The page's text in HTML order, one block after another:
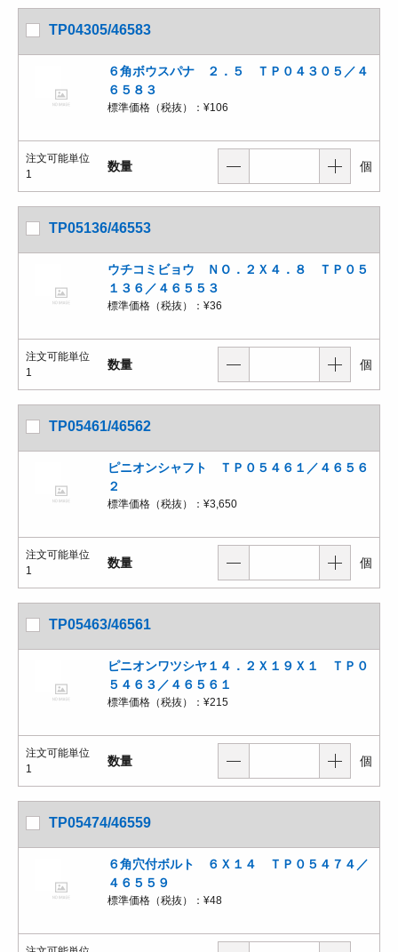
TP04305/46583
６角ボウスパナ ２．５ ＴＰ０４３０５／４
６５８３
標準価格（税抜）： ¥106
注文可能単位
1
数量 個
TP05136/46553
ウチコミビョウ ＮＯ．２Ｘ４．８ ＴＰ０５
１３６／４６５５３
標準価格（税抜）： ¥36
注文可能単位
1
数量 個
TP05461/46562
ピニオンシャフト ＴＰ０５４６１／４６５６
２
標準価格（税抜）： ¥3,650
注文可能単位
1
数量 個
TP05463/46561
ピニオンワツシヤ１４．２Ｘ１９Ｘ１ ＴＰ０
５４６３／４６５６１
標準価格（税抜）： ¥215
注文可能単位
1
数量 個
TP05474/46559
６角穴付ボルト ６Ｘ１４ ＴＰ０５４７４／
４６５５９
標準価格（税抜）： ¥48